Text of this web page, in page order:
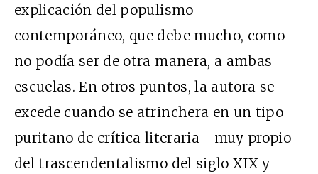
explicación del populismo
contemporáneo, que debe mucho, como
no podía ser de otra manera, a ambas
escuelas. En otros puntos, la autora se
excede cuando se atrinchera en un tipo
puritano de crítica literaria –muy propio
del trascendentalismo del siglo XIXy